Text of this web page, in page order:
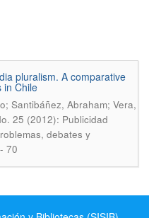
pluralism. A comparative
in Chile
Santibáñez, Abraham; Vera,
25 (2012): Publicidad
debates y
70